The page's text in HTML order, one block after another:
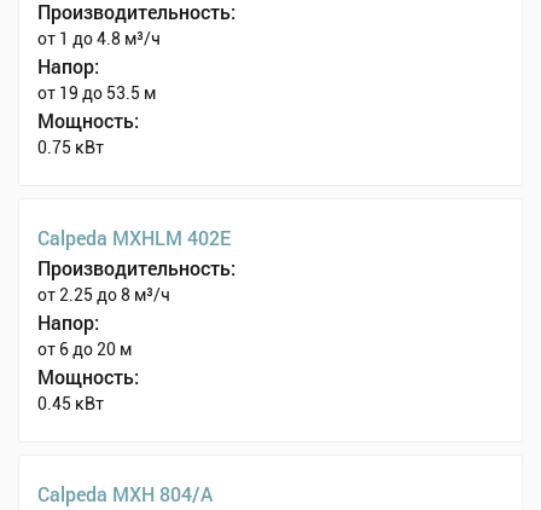
Производительность:
от 1 до 4.8 м³/ч
Напор:
от 19 до 53.5 м
Мощность:
0.75 кВт
Calpeda MXHLM 402E
Производительность:
от 2.25 до 8 м³/ч
Напор:
от 6 до 20 м
Мощность:
0.45 кВт
Calpeda MXH 804/A